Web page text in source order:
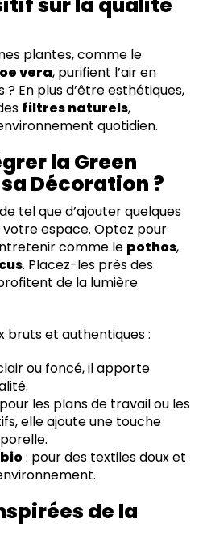
plantes, comme le
vera, purifient l’air en
En plus d’être esthétiques,
filtres naturels,
quotidien.
la Green
Décoration ?
tel que d’ajouter quelques
votre espace. Optez pour
comme le pothos,
. Placez-les près des
de la lumière
bruts et authentiques :
ou foncé, il apporte
les plans de travail ou les
elle ajoute une touche
: pour des textiles doux et
de la